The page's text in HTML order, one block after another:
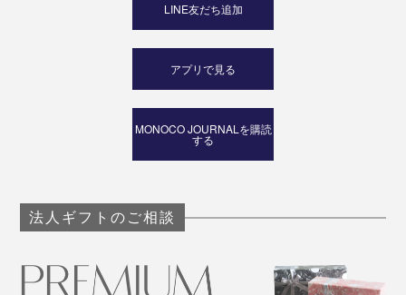
LINE友だち追加
アプリで見る
MONOCO JOURNALを購読
する
法人ギフトのご相談